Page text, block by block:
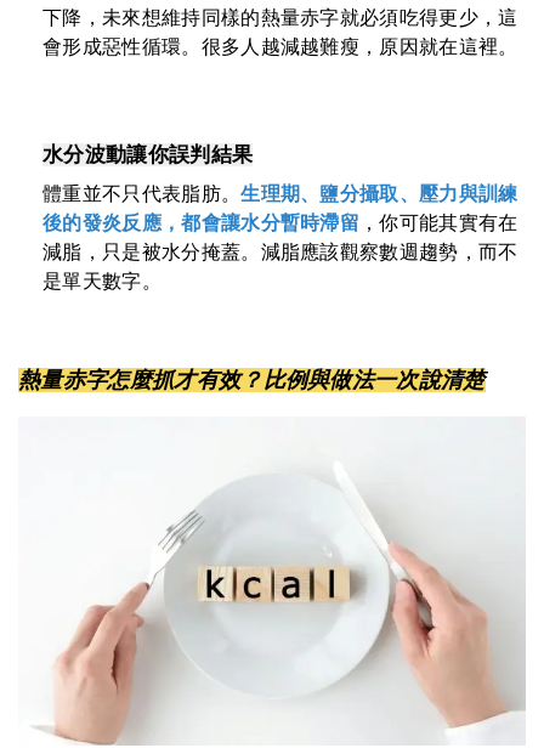
下降，未來想維持同樣的熱量赤字就必須吃得更少，這
會形成惡性循環。很多人越減越難瘦，原因就在這裡。
水分波動讓你誤判結果
體重並不只代表脂肪。生理期、鹽分攝取、壓力與訓練
後的發炎反應，都會讓水分暫時滯留 ，你可能其實有在
減脂，只是被水分掩蓋。減脂應該觀察數週趨勢，而不
是單天數字。
熱量赤字怎麼抓才有效？比例與做法一次說清楚